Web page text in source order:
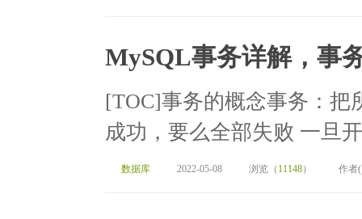
MySQL事务详解，事
[TOC]事务的概念事务：把
成功，要么全部失败 一旦
数据库 2022-05-08 浏览（ 11148） 作者